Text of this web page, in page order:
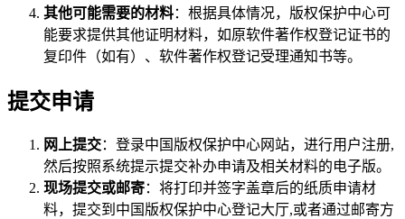
其他可能需要的材料：根据具体情况，版权保护中心可
能要求提供其他证明材料，如原软件著作权登记证书的
复印件（如有）、软件著作权登记受理通知书等。
提交申请
网上提交：登录中国版权保护中心网站，进行用户注册,
然后按照系统提示提交补办申请及相关材料的电子版。
现场提交或邮寄：将打印并签字盖章后的纸质申请材
料，提交到中国版权保护中心登记大厅,或者通过邮寄方